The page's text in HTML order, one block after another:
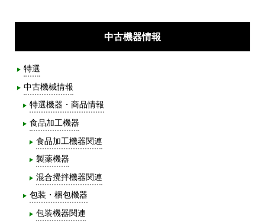
中古機器情報
特選
中古機械情報
特選機器・商品情報
食品加工機器
食品加工機器関連
製薬機器
混合攪拌機器関連
包装・梱包機器
包装機器関連